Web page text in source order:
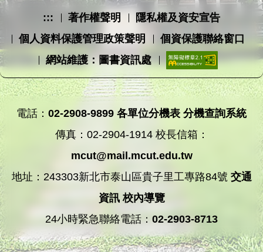
::: 著作權聲明
隱私權及資安宣告
個人資料保護管理政策聲明
個資保護聯絡窗口
網站維護：圖書資訊處
電話： 02-2908-9899 各單位分機表 分機查詢系統
傳真：02-2904-1914 校長信箱：
mcut@mail.mcut.edu.tw
地址：243303新北市泰山區貴子里工專路84號 交通
資訊 校內導覽
24小時緊急聯絡電話： 02-2903-8713